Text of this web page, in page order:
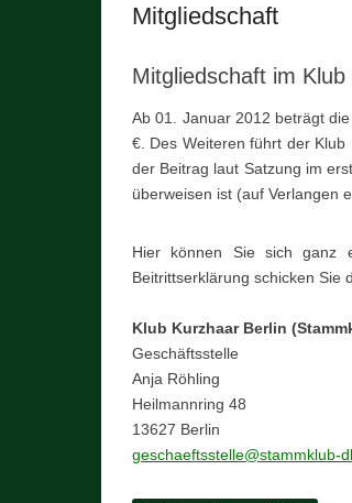
Mitgliedschaft
Mitgliedschaft im
Ab 01. Januar 2012 beträgt
€. Des Weiteren führt der
der Beitrag laut Satzung im
überweisen ist (auf Verlangen
Hier können Sie sich ganz
Beitrittserklärung schicken Sie
Klub Kurzhaar Berlin
Geschäftsstelle
Anja Röhling
Heilmannring 48
13627 Berlin
geschaeftsstelle@stammklub-